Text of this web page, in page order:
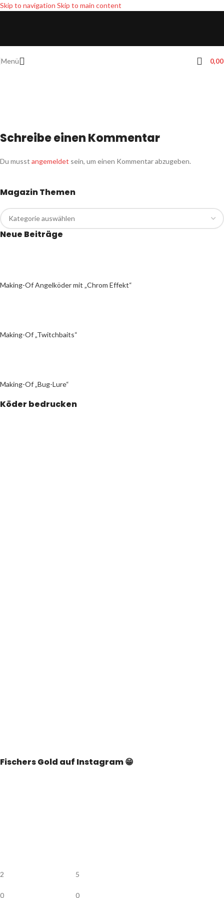
Skip to navigation Skip to main content
Menü
Schreibe einen Kommentar
Du musst angemeldet sein, um einen Kommentar abzugeben.
Magazin Themen
Neue Beiträge
Making-Of Angelköder mit „Chrom Effekt“
Making-Of „Twitchbaits“
Making-Of „Bug-Lure“
Köder bedrucken
Fischers Gold auf Instagram 😁
2
0
5
0